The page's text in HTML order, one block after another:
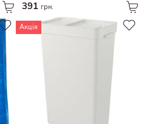
391 грн.
Акція